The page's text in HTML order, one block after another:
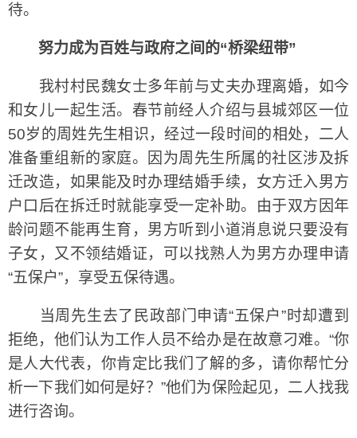
待。
努力成为百姓与政府之间的“桥梁纽带”
我村村民魏女士多年前与丈夫办理离婚，如今
和女儿一起生活。春节前经人介绍与县城郊区一位
50岁的周姓先生相识，经过一段时间的相处，二人
准备重组新的家庭。因为周先生所属的社区涉及拆
迁改造，如果能及时办理结婚手续，女方迁入男方
户口后在拆迁时就能享受一定补助。由于双方因年
龄问题不能再生育，男方听到小道消息说只要没有
子女，又不领结婚证，可以找熟人为男方办理申请
“五保户”，享受五保待遇。
当周先生去了民政部门申请“五保户”时却遭到
拒绝，他们认为工作人员不给办是在故意刁难。“你
是人大代表，你肯定比我们了解的多，请你帮忙分
析一下我们如何是好？”他们为保险起见，二人找我
进行咨询。